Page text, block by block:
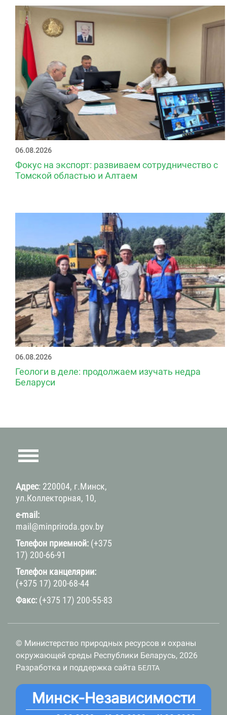
06.08.2026
Фокус на экспорт: развиваем сотрудничество с
Томской областью и Алтаем
06.08.2026
Геологи в деле: продолжаем изучать недра
Беларуси
Адрес: 220004, г.Минск,
ул.Коллекторная, 10,
e-mail:
mail@minpriroda.gov.by
Телефон приемной: (+375
17) 200-66-91
Телефон канцелярии:
(+375 17) 200-68-44
Факс: (+375 17) 200-55-83
© Министерство природных ресурсов и охраны
окружающей среды Республики Беларусь, 2026
Разработка и поддержка сайта БЕЛТА
Минск-Независимости